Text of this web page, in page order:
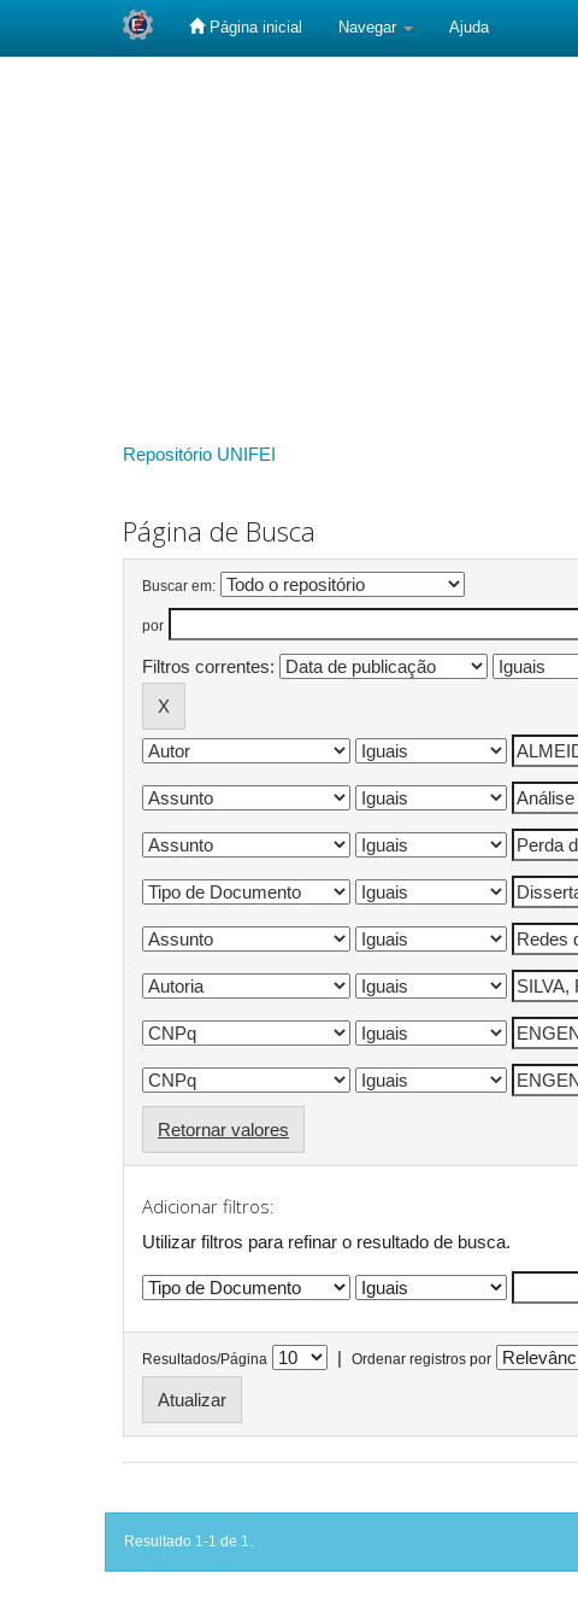
Página inicial Navegar Ajuda
Repositório UNIFEI
Página de Busca
Buscar em:
por
Filtros correntes:
Retornar valores
Adicionar filtros:
Utilizar filtros para refinar o resultado de busca.
Resultados/Página | Ordenar registros por
Resultado 1-1 de 1.